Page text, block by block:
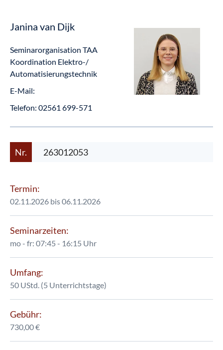
Nr. 263012053
Termin:
02.11.2026 bis 06.11.2026
Seminarzeiten:
mo - fr: 07:45 - 16:15 Uhr
Umfang:
50 UStd. (5 Unterrichtstage)
Gebühr:
730,00 €
Janina van Dijk
Seminarorganisation TAA
Koordination Elektro-/
Automatisierungstechnik
E-Mail:
Telefon: 02561 699-571